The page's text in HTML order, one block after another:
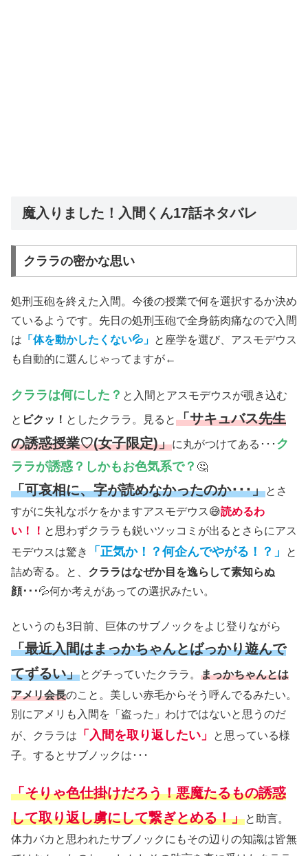
魔入りました！入間くん17話ネタバレ
クララの密かな思い
処刑玉砲を終えた入間。今後の授業で何を選択するか決め
ているようです。先日の処刑玉砲で全身筋肉痛なので入間
は 「体を動かしたくない💦」 と座学を選び、アスモデウス
も自動的に選んじゃってますが←
クララは何にした？ と入間とアスモデウスが覗き込む
と ビクッ！ としたクララ。見ると「サキュバス先生
の誘惑授業♡(女子限定)」に丸がつけてある･･･ ク
ララが誘惑？しかもお色気系で？ 🤔
「可哀相に、字が読めなかったのか･･･」とさ
すがに失礼なボケをかますアスモデウス😅読めるわ
い！！ と思わずクララも鋭いツッコミが出るとさらにアス
モデウスは驚き
「正気か！？何企んでやがる！？」
と
詰め寄る。と、 クララはなぜか目を逸らして素知らぬ
顔･･･💦何か考えがあっての選択みたい。
というのも3日前、巨体のサブノックをよじ登りながら
「最近入間はまっかちゃんとばっかり遊んで
てずるい」とグチっていたクララ。 まっかちゃんとは
アメリ会長のこと。美しい赤毛からそう呼んでるみたい。
別にアメリも入間を「盗った」わけではないと思うのだ
が、クララは
「入間を取り返したい」
と思っている様
子。するとサブノックは･･･
「そりゃ色仕掛けだろう！悪魔たるもの誘惑
して取り返し虜にして繋ぎとめる！」と助言。
体力バカと思われたサブノックにもその辺りの知識は皆無